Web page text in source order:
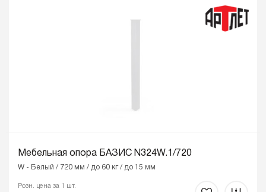
Мебельная опора БАЗИС N324W.1/720
W - Белый / 720 мм / до 60 кг / до 15 мм
Розн. цена за 1 шт.